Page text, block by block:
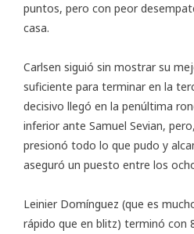
puntos, pero con peor
casa.
Carlsen siguió sin mostrar su
suficiente para terminar en la
decisivo llegó en la penúltima
inferior ante Samuel Sevian,
presionó todo lo que pudo y
aseguró un puesto entre los
Leinier Domínguez (que es
rápido que en blitz) terminó con